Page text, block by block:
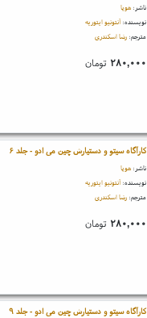
ناشر: هوپا
نویسنده: آنتونیو ایتوریه
مترجم: رضا اسکندری
۲۸۰,۰۰۰ تومان
کارآگاه سیتو و دستیارش چین می ادو - جلد ۶
ناشر: هوپا
نویسنده: آنتونیو ایتوریه
مترجم: رضا اسکندری
۲۸۰,۰۰۰ تومان
کارآگاه سیتو و دستیارش چین می ادو - جلد ۹